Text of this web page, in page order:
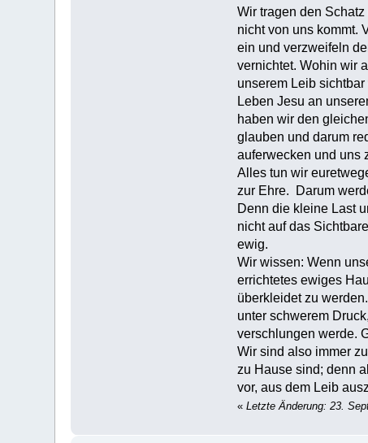
Wir tragen den
nicht von uns kommt.
ein und verzweifeln
vernichtet. Wohin wir
unserem Leib
Leben Jesu an
haben wir den
glauben und darum
auferwecken und uns
Alles tun wir
zur Ehre. Darum
Denn die kleine Last
nicht auf das
ewig.
Wir wissen: Wenn
errichtetes ewiges
überkleidet zu
unter schwerem
verschlungen werde.
Wir sind also immer
zu Hause sind; denn
vor, aus dem Leib
« Letzte Änderung: 23.